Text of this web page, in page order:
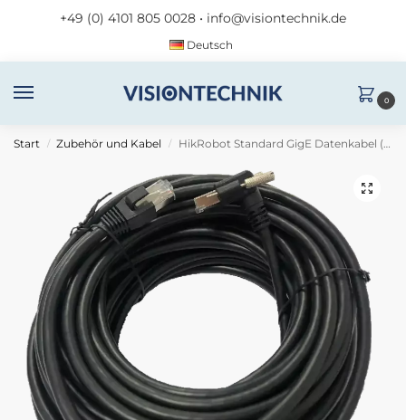
+49 (0) 4101 805 0028 • info@visiontechnik.de
Deutsch
0
Start / Zubehör und Kabel / HikRobot Standard GigE Datenkabel (RJ45 Winkel–RJ45), 5 m